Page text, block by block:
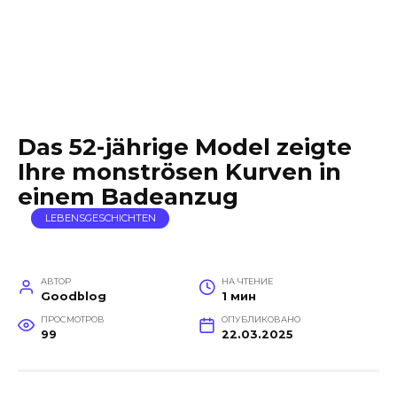
Das 52-jährige Model zeigte
Ihre monströsen Kurven in
einem Badeanzug
LEBENSGESCHICHTEN
АВТОР
Goodblog
НА ЧТЕНИЕ
1 мин
ПРОСМОТРОВ
99
ОПУБЛИКОВАНО
22.03.2025